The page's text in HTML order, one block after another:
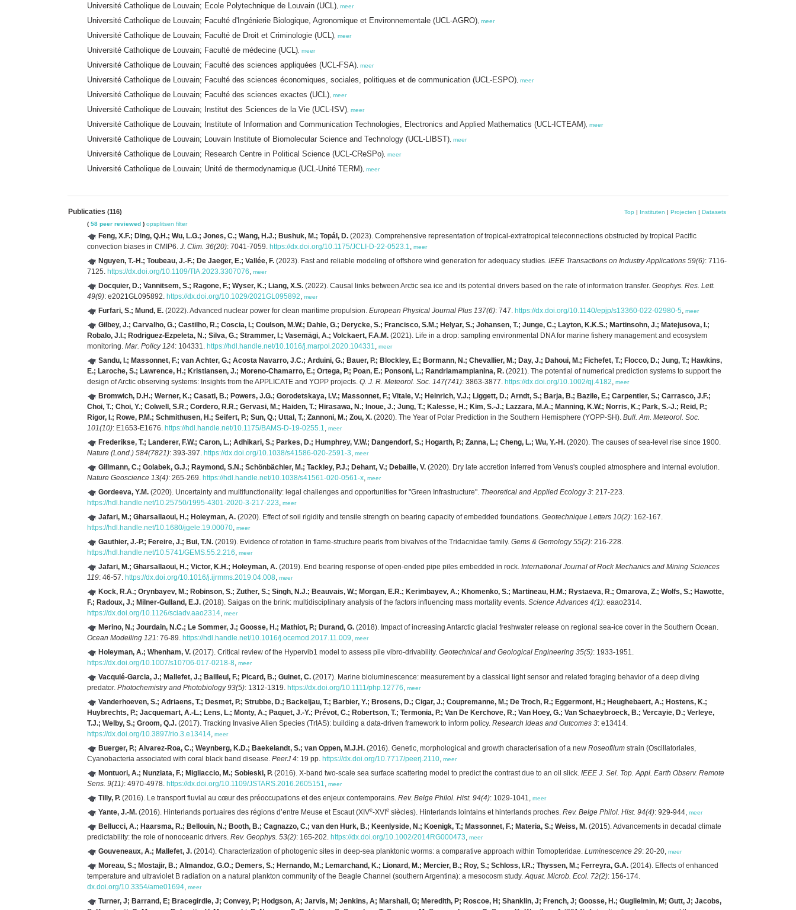
Université Catholique de Louvain; Ecole Polytechnique de Louvain (UCL) meer
Université Catholique de Louvain; Faculté d'Ingénierie Biologique, Agronomique et Environnementale (UCL-AGRO) meer
Université Catholique de Louvain; Faculté de Droit et Criminologie (UCL) meer
Université Catholique de Louvain; Faculté de médecine (UCL) meer
Université Catholique de Louvain; Faculté des sciences appliquées (UCL-FSA) meer
Université Catholique de Louvain; Faculté des sciences économiques, sociales, politiques et de communication (UCL-ESPO) meer
Université Catholique de Louvain; Faculté des sciences exactes (UCL) meer
Université Catholique de Louvain; Institut des Sciences de la Vie (UCL-ISV) meer
Université Catholique de Louvain; Institute of Information and Communication Technologies, Electronics and Applied Mathematics (UCL-ICTEAM) meer
Université Catholique de Louvain; Louvain Institute of Biomolecular Science and Technology (UCL-LIBST) meer
Université Catholique de Louvain; Research Centre in Political Science (UCL-CReSPo) meer
Université Catholique de Louvain; Unité de thermodynamique (UCL-Unité TERM) meer
Publicaties (116) Top | Instituten | Projecten | Datasets
( 58 peer reviewed ) opsplitsen filter
Feng, X.F.; Ding, Q.H.; Wu, L.G.; Jones, C.; Wang, H.J.; Bushuk, M.; Topál, D. (2023). Comprehensive representation of tropical-extratropical teleconnections obstructed by tropical Pacific
convection biases in CMIP6. J. Clim. 36(20): 7041-7059. https://dx.doi.org/10.1175/JCLI-D-22-0523.1, meer
Nguyen, T.-H.; Toubeau, J.-F.; De Jaeger, E.; Vallée, F. (2023). Fast and reliable modeling of offshore wind generation for adequacy studies. IEEE Transactions on Industry Applications 59(6): 7116-
7125. https://dx.doi.org/10.1109/TIA.2023.3307076, meer
Docquier, D.; Vannitsem, S.; Ragone, F.; Wyser, K.; Liang, X.S. (2022). Causal links between Arctic sea ice and its potential drivers based on the rate of information transfer. Geophys. Res. Lett.
49(9): e2021GL095892. https://dx.doi.org/10.1029/2021GL095892, meer
Furfari, S.; Mund, E. (2022). Advanced nuclear power for clean maritime propulsion. European Physical Journal Plus 137(6): 747. https://dx.doi.org/10.1140/epjp/s13360-022-02980-5, meer
Gilbey, J.; Carvalho, G.; Castilho, R.; Coscia, I.; Coulson, M.W.; Dahle, G.; Derycke, S.; Francisco, S.M.; Helyar, S.; Johansen, T.; Junge, C.; Layton, K.K.S.; Martinsohn, J.; Matejusova, I.;
Robalo, J.I.; Rodriguez-Ezpeleta, N.; Silva, G.; Strammer, I.; Vasemägi, A.; Volckaert, F.A.M. (2021). Life in a drop: sampling environmental DNA for marine fishery management and ecosystem
monitoring. Mar. Policy 124: 104331. https://hdl.handle.net/10.1016/j.marpol.2020.104331, meer
Sandu, I.; Massonnet, F.; van Achter, G.; Acosta Navarro, J.C.; Arduini, G.; Bauer, P.; Blockley, E.; Bormann, N.; Chevallier, M.; Day, J.; Dahoui, M.; Fichefet, T.; Flocco, D.; Jung, T.; Hawkins,
E.; Laroche, S.; Lawrence, H.; Kristiansen, J.; Moreno-Chamarro, E.; Ortega, P.; Poan, E.; Ponsoni, L.; Randriamampianina, R. (2021). The potential of numerical prediction systems to support the
design of Arctic observing systems: Insights from the APPLICATE and YOPP projects. Q. J. R. Meteorol. Soc. 147(741): 3863-3877. https://dx.doi.org/10.1002/qj.4182, meer
Bromwich, D.H.; Werner, K.; Casati, B.; Powers, J.G.; Gorodetskaya, I.V.; Massonnet, F.; Vitale, V.; Heinrich, V.J.; Liggett, D.; Arndt, S.; Barja, B.; Bazile, E.; Carpentier, S.; Carrasco, J.F.;
Choi, T.; Choi, Y.; Colwell, S.R.; Cordero, R.R.; Gervasi, M.; Haiden, T.; Hirasawa, N.; Inoue, J.; Jung, T.; Kalesse, H.; Kim, S.-J.; Lazzara, M.A.; Manning, K.W.; Norris, K.; Park, S.-J.; Reid, P.;
Rigor, I.; Rowe, P.M.; Schmithusen, H.; Seifert, P.; Sun, Q.; Uttal, T.; Zannoni, M.; Zou, X. (2020). The Year of Polar Prediction in the Southern Hemisphere (YOPP-SH). Bull. Am. Meteorol. Soc.
101(10): E1653-E1676. https://hdl.handle.net/10.1175/BAMS-D-19-0255.1, meer
Frederikse, T.; Landerer, F.W.; Caron, L.; Adhikari, S.; Parkes, D.; Humphrey, V.W.; Dangendorf, S.; Hogarth, P.; Zanna, L.; Cheng, L.; Wu, Y.-H. (2020). The causes of sea-level rise since 1900.
Nature (Lond.) 584(7821): 393-397. https://dx.doi.org/10.1038/s41586-020-2591-3, meer
Gillmann, C.; Golabek, G.J.; Raymond, S.N.; Schönbächler, M.; Tackley, P.J.; Dehant, V.; Debaille, V. (2020). Dry late accretion inferred from Venus's coupled atmosphere and internal evolution.
Nature Geoscience 13(4): 265-269. https://hdl.handle.net/10.1038/s41561-020-0561-x, meer
Gordeeva, Y.M. (2020). Uncertainty and multifunctionality: legal challenges and opportunities for "Green Infrastructure". Theoretical and Applied Ecology 3: 217-223.
https://hdl.handle.net/10.25750/1995-4301-2020-3-217-223, meer
Jafari, M.; Gharsallaoui, H.; Holeyman, A. (2020). Effect of soil rigidity and tensile strength on bearing capacity of embedded foundations. Geotechnique Letters 10(2): 162-167.
https://hdl.handle.net/10.1680/jgele.19.00070, meer
Gauthier, J.-P.; Fereire, J.; Bui, T.N. (2019). Evidence of rotation in flame-structure pearls from bivalves of the Tridacnidae family. Gems & Gemology 55(2): 216-228.
https://hdl.handle.net/10.5741/GEMS.55.2.216, meer
Jafari, M.; Gharsallaoui, H.; Victor, K.H.; Holeyman, A. (2019). End bearing response of open-ended pipe piles embedded in rock. International Journal of Rock Mechanics and Mining Sciences
119: 46-57. https://dx.doi.org/10.1016/j.ijrmms.2019.04.008, meer
Kock, R.A.; Orynbayev, M.; Robinson, S.; Zuther, S.; Singh, N.J.; Beauvais, W.; Morgan, E.R.; Kerimbayev, A.; Khomenko, S.; Martineau, H.M.; Rystaeva, R.; Omarova, Z.; Wolfs, S.; Hawotte,
F.; Radoux, J.; Milner-Gulland, E.J. (2018). Saigas on the brink: multidisciplinary analysis of the factors influencing mass mortality events. Science Advances 4(1): eaao2314.
https://dx.doi.org/10.1126/sciadv.aao2314, meer
Merino, N.; Jourdain, N.C.; Le Sommer, J.; Goosse, H.; Mathiot, P.; Durand, G. (2018). Impact of increasing Antarctic glacial freshwater release on regional sea-ice cover in the Southern Ocean.
Ocean Modelling 121: 76-89. https://hdl.handle.net/10.1016/j.ocemod.2017.11.009, meer
Holeyman, A.; Whenham, V. (2017). Critical review of the Hypervib1 model to assess pile vibro-drivability. Geotechnical and Geological Engineering 35(5): 1933-1951.
https://dx.doi.org/10.1007/s10706-017-0218-8, meer
Vacquié-Garcia, J.; Mallefet, J.; Bailleul, F.; Picard, B.; Guinet, C. (2017). Marine bioluminescence: measurement by a classical light sensor and related foraging behavior of a deep diving
predator. Photochemistry and Photobiology 93(5): 1312-1319. https://dx.doi.org/10.1111/php.12776, meer
Vanderhoeven, S.; Adriaens, T.; Desmet, P.; Strubbe, D.; Backeljau, T.; Barbier, Y.; Brosens, D.; Cigar, J.; Coupremanne, M.; De Troch, R.; Eggermont, H.; Heughebaert, A.; Hostens, K.;
Huybrechts, P.; Jacquemart, A.-L.; Lens, L.; Monty, A.; Paquet, J.-Y.; Prévot, C.; Robertson, T.; Termonia, P.; Van De Kerchove, R.; Van Hoey, G.; Van Schaeybroeck, B.; Vercayie, D.; Verleye,
T.J.; Welby, S.; Groom, Q.J. (2017). Tracking Invasive Alien Species (TrIAS): building a data-driven framework to inform policy. Research Ideas and Outcomes 3: e13414.
https://dx.doi.org/10.3897/rio.3.e13414, meer
Buerger, P.; Alvarez-Roa, C.; Weynberg, K.D.; Baekelandt, S.; van Oppen, M.J.H. (2016). Genetic, morphological and growth characterisation of a new Roseofilum strain (Oscillatoriales,
Cyanobacteria associated with coral black band disease. PeerJ 4: 19 pp. https://dx.doi.org/10.7717/peerj.2110, meer
Montuori, A.; Nunziata, F.; Migliaccio, M.; Sobieski, P. (2016). X-band two-scale sea surface scattering model to predict the contrast due to an oil slick. IEEE J. Sel. Top. Appl. Earth Observ. Remote
Sens. 9(11): 4970-4978. https://dx.doi.org/10.1109/JSTARS.2016.2605151, meer
Tilly, P. (2016). Le transport fluvial au cœur des préoccupations et des enjeux contemporains. Rev. Belge Philol. Hist. 94(4): 1029-1041, meer
Yante, J.-M. (2016). Hinterlands portuaires des régions d’entre Meuse et Escaut (XIVe-XVIe siècles). Hinterlands lointains et hinterlands proches. Rev. Belge Philol. Hist. 94(4): 929-944, meer
Bellucci, A.; Haarsma, R.; Bellouin, N.; Booth, B.; Cagnazzo, C.; van den Hurk, B.; Keenlyside, N.; Koenigk, T.; Massonnet, F.; Materia, S.; Weiss, M. (2015). Advancements in decadal climate
predictability: the role of nonoceanic drivers. Rev. Geophys. 53(2): 165-202. https://dx.doi.org/10.1002/2014RG000473, meer
Gouveneaux, A.; Mallefet, J. (2014). Characterization of photogenic sites in deep-sea planktonic worms: a comparative approach within Tomopteridae. Luminescence 29: 20-20, meer
Moreau, S.; Mostajir, B.; Almandoz, G.O.; Demers, S.; Hernando, M.; Lemarchand, K.; Lionard, M.; Mercier, B.; Roy, S.; Schloss, I.R.; Thyssen, M.; Ferreyra, G.A. (2014). Effects of enhanced
temperature and ultraviolet B radiation on a natural plankton community of the Beagle Channel (southern Argentina): a mesocosm study.Aquat. Microb. Ecol. 72(2): 156-174.
dx.doi.org/10.3354/ame01694, meer
Turner, J; Barrand, E; Bracegirdle, J; Convey, P; Hodgson, A; Jarvis, M; Jenkins, A; Marshall, G; Meredith, P; Roscoe, H; Shanklin, J; French, J; Goosse, H.; Guglielmin, M; Gutt, J; Jacobs,